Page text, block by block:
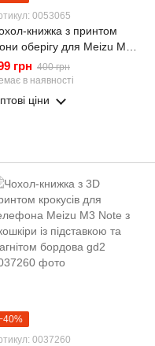
0053065
книжка з принтом
оберігу для Meizu M3
з підставкою на мейзу
нот чорна gd1
грн 400 грн
в наявності
ціни
0037260